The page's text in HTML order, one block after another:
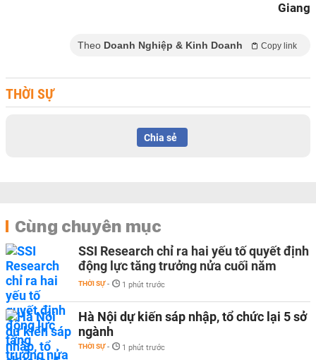
Giang
Theo Doanh Nghiệp & Kinh Doanh Copy link
THỜI SỰ
Chia sẻ
Cùng chuyên mục
SSI Research chỉ ra hai yếu tố quyết định
động lực tăng trưởng nửa cuối năm
THỜI SỰ - 1 phút trước
Hà Nội dự kiến sáp nhập, tổ chức lại 5 sở
ngành
THỜI SỰ - 1 phút trước